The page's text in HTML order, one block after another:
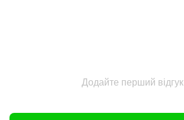
Додайте перший відгук